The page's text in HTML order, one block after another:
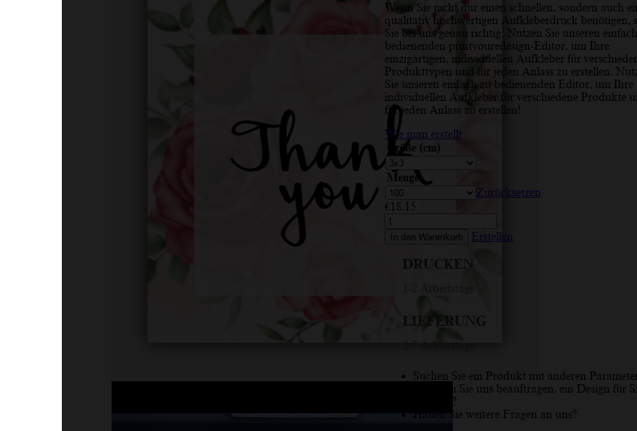
bis
€404.14
Wenn Sie nicht nur einen schnellen, sondern auch
qualitativ hochwertigen Aufkleberdruck benötigen,
Sie bei uns genau richtig. Nutzen Sie unseren
bedienenden printyouredesign-Editor, um Ihre
einzigartigen, individuellen Aufkleber für
Produkttypen und für jeden Anlass zu erstellen.
Sie unseren einfach zu bedienenden Editor, um Ihre
individuellen Aufkleber für verschiedene Produkte
für jeden Anlass zu erstellen!
Wie man erstellt
Größe (cm)
Menge
Zurücksetzen
€18.15
Danke,
Rosenstrauch,
Rose,
In den Warenkorb Erstellen
Suchen Sie ein Produkt mit anderen
Möchten Sie uns beauftragen, ein Design für
erstellen?
Haben Sie weitere Fragen an uns?